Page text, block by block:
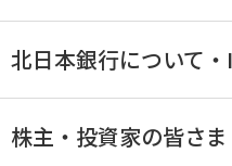
北日本銀行について
株主・投資家の皆さま